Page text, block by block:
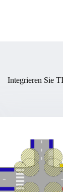
Integrieren Sie